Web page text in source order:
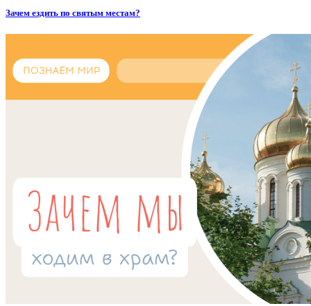
Зачем ездить по святым местам?